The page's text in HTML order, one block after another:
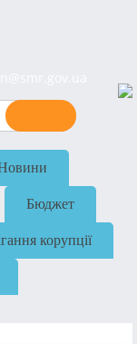
Бюджет
корупції